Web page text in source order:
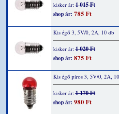
kisker ár:1 015 Ft
shop ár: 785 Ft
Kis égő 3, 5V/0, 2A, 10 db
kisker ár:1 020 Ft
shop ár: 875 Ft
Kis égő piros 3, 5V/0, 2A,
kisker ár:1 170 Ft
shop ár: 980 Ft